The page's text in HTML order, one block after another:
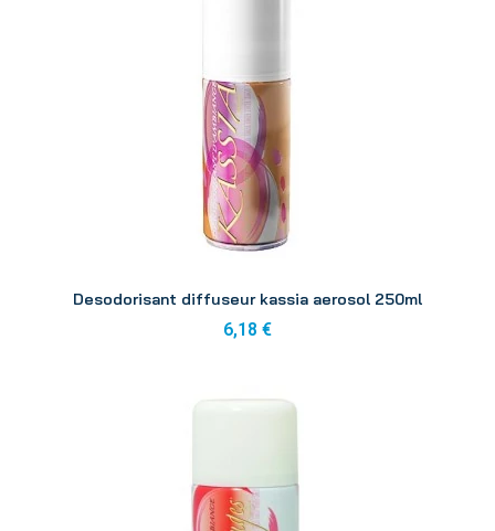
Desodorisant diffuseur kassia aerosol 250ml
6,18 €